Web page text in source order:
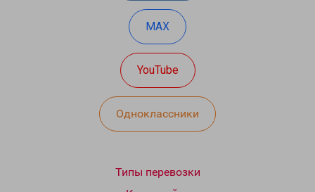
MAX
YouTube
Одноклассники
Типы перевозки